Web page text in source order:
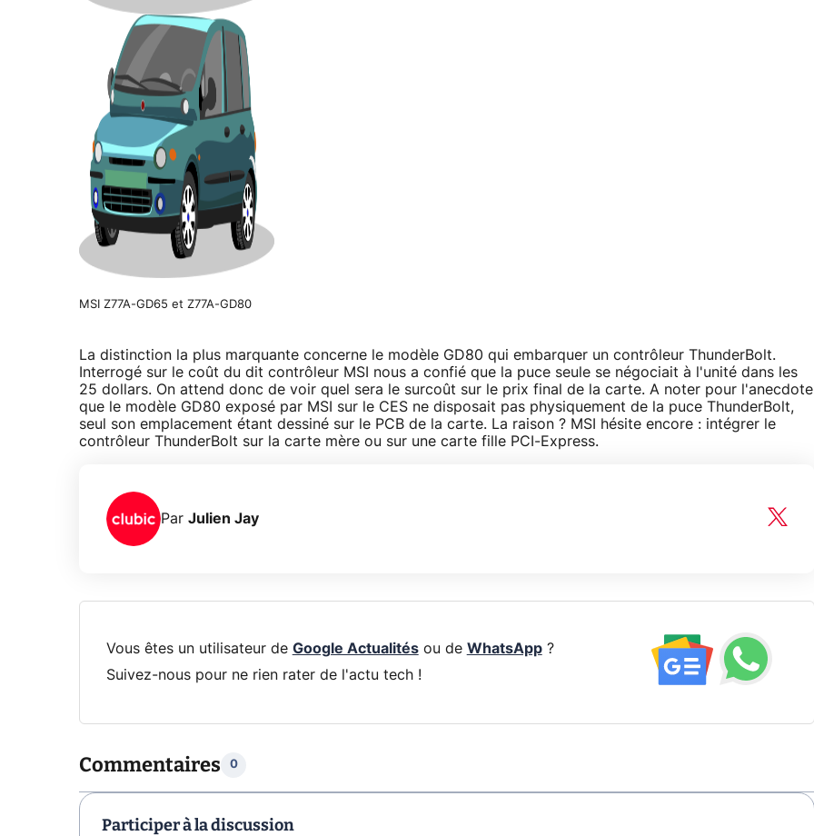
MSI Z77A-GD65 et Z77A-GD80
La distinction la plus marquante concerne le modèle GD80 qui embarquer un contrôleur ThunderBolt.
Interrogé sur le coût du dit contrôleur MSI nous a confié que la puce seule se négociait à l'unité dans les
25 dollars. On attend donc de voir quel sera le surcoût sur le prix final de la carte. A noter pour l'anecdote
que le modèle GD80 exposé par MSI sur le CES ne disposait pas physiquement de la puce ThunderBolt,
seul son emplacement étant dessiné sur le PCB de la carte. La raison ? MSI hésite encore : intégrer le
contrôleur ThunderBolt sur la carte mère ou sur une carte fille PCI-Express.
Par Julien Jay
Vous êtes un utilisateur de Google Actualitésou de WhatsApp?
Suivez-nous pour ne rien rater de l'actu tech !
Commentaires 0
Participer à la discussion